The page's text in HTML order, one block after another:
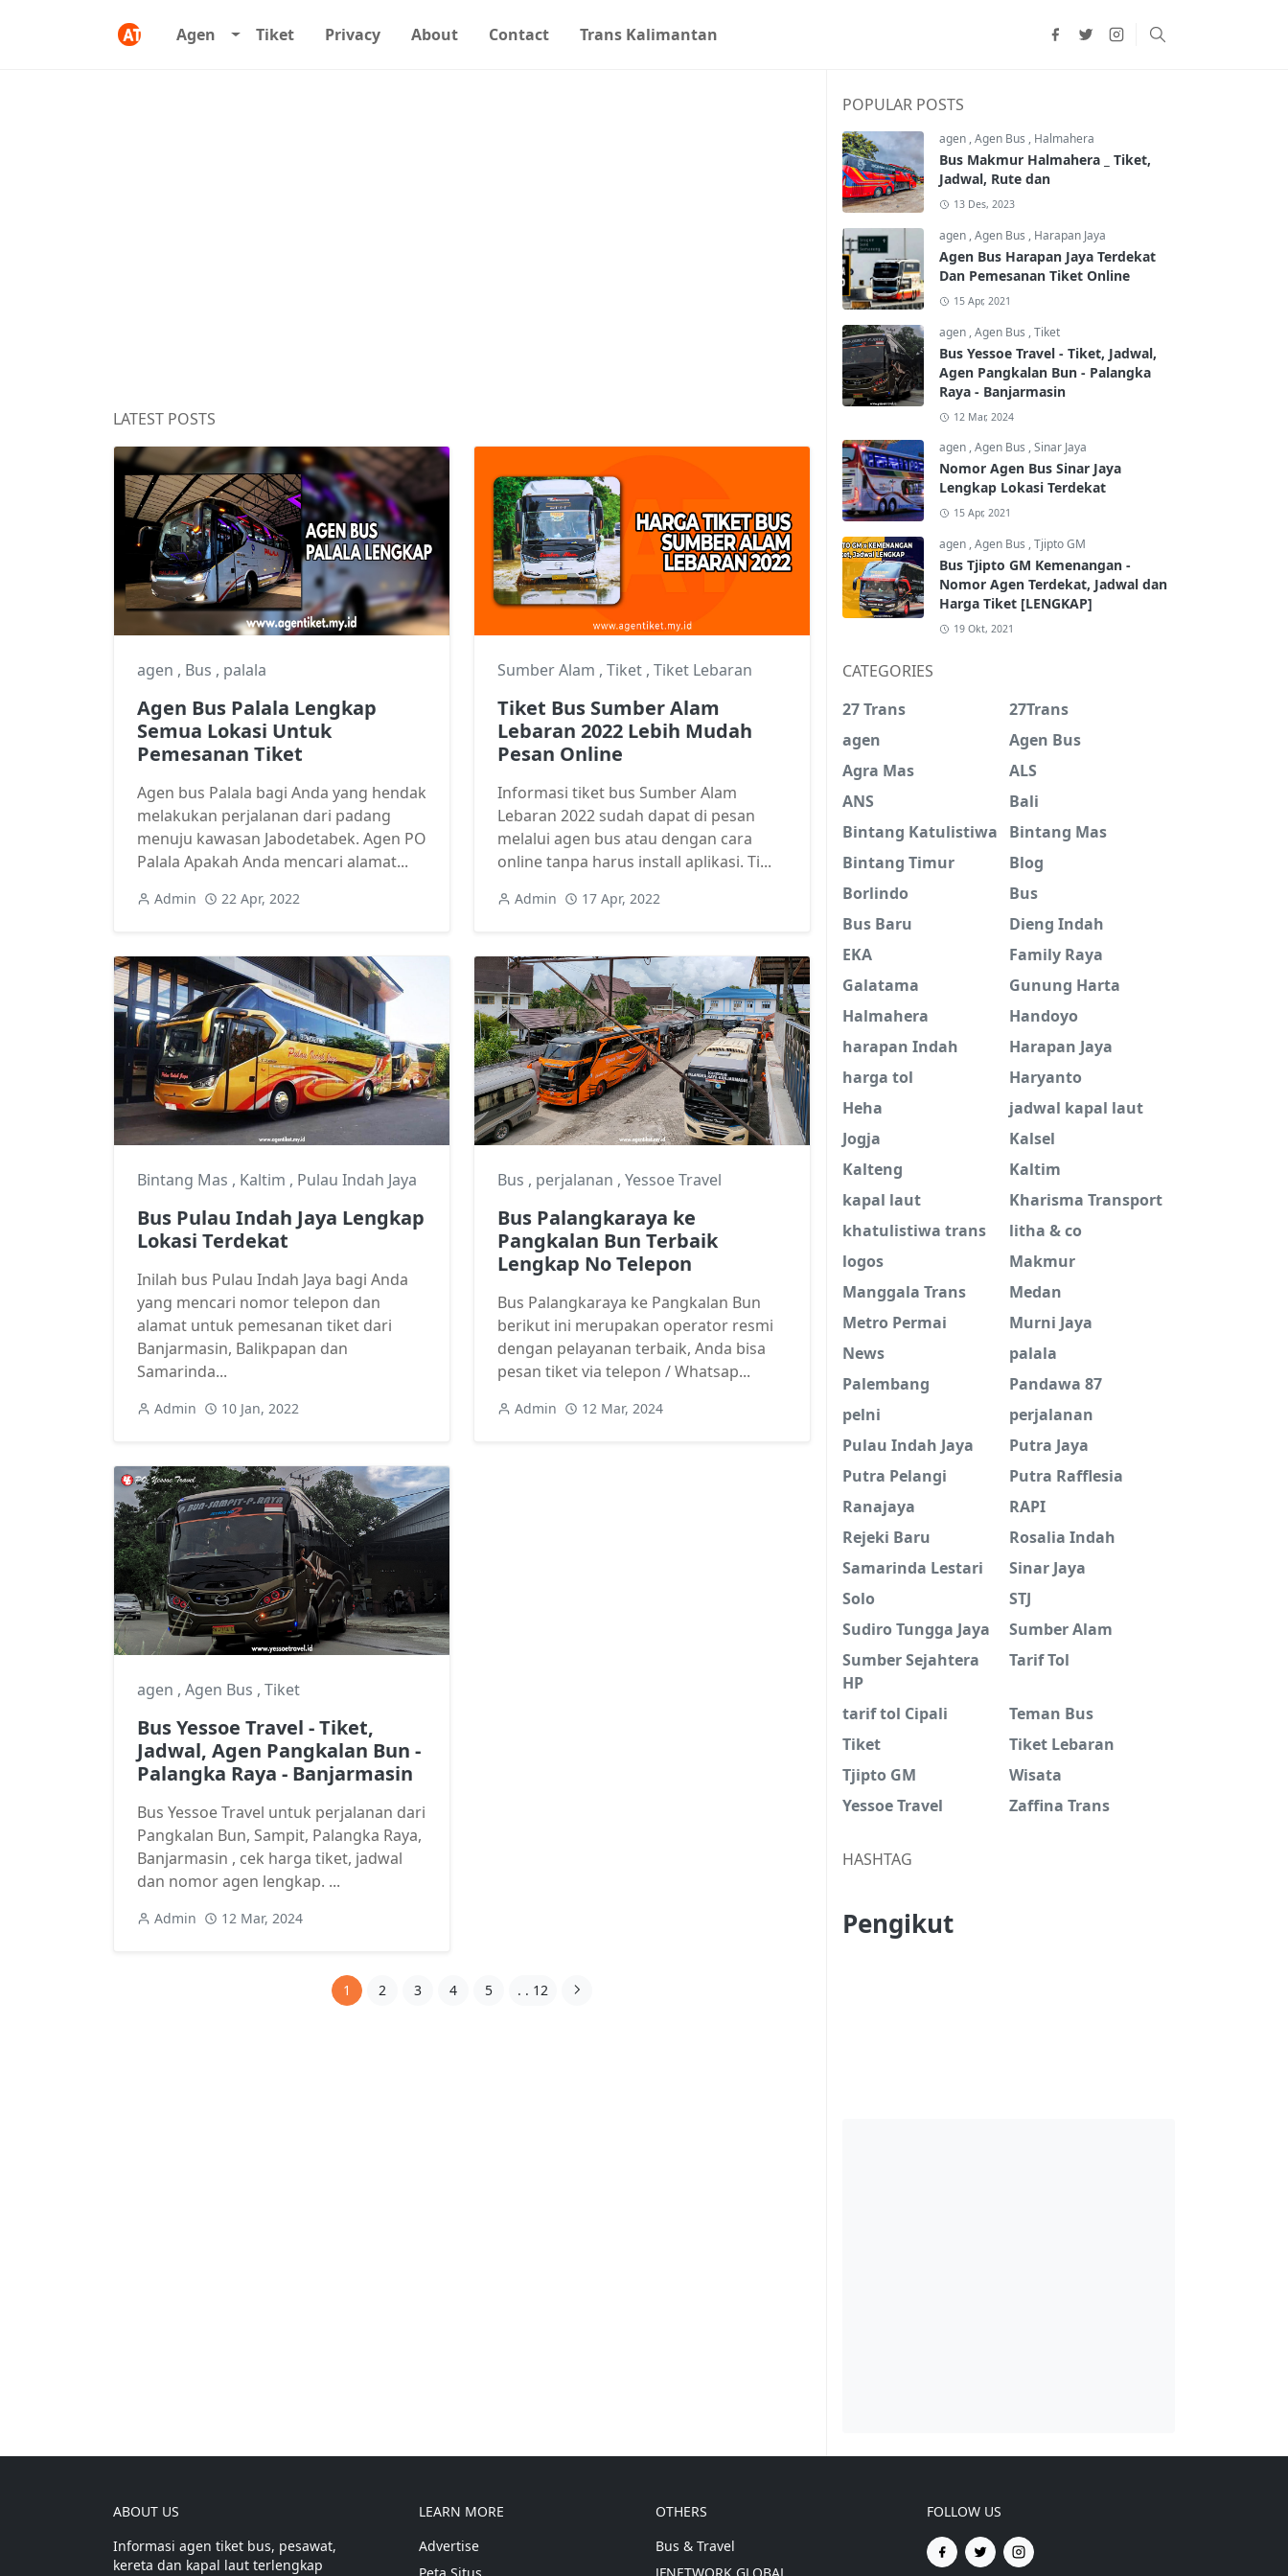
Agen Tiket Privacy About Contact Trans Kalimantan
LATEST POSTS
agen , Bus , palala
Agen Bus Palala Lengkap
Semua Lokasi Untuk
Pemesanan Tiket
Agen bus Palala bagi Anda yang hendak
melakukan perjalanan dari padang
menuju kawasan Jabodetabek. Agen PO
Palala Apakah Anda mencari alamat...
Admin 22 Apr, 2022
Sumber Alam , Tiket , Tiket Lebaran
Tiket Bus Sumber Alam
Lebaran 2022 Lebih Mudah
Pesan Online
Informasi tiket bus Sumber Alam
Lebaran 2022 sudah dapat di pesan
melalui agen bus atau dengan cara
online tanpa harus install aplikasi. Ti...
Admin 17 Apr, 2022
Bintang Mas , Kaltim , Pulau Indah Jaya
Bus Pulau Indah Jaya Lengkap
Lokasi Terdekat
Inilah bus Pulau Indah Jaya bagi Anda
yang mencari nomor telepon dan
alamat untuk pemesanan tiket dari
Banjarmasin, Balikpapan dan
Samarinda...
Admin 10 Jan, 2022
Bus , perjalanan , Yessoe Travel
Bus Palangkaraya ke
Pangkalan Bun Terbaik
Lengkap No Telepon
Bus Palangkaraya ke Pangkalan Bun
berikut ini merupakan operator resmi
dengan pelayanan terbaik, Anda bisa
pesan tiket via telepon / Whatsap...
Admin 12 Mar, 2024
agen , Agen Bus , Tiket
Bus Yessoe Travel - Tiket,
Jadwal, Agen Pangkalan Bun -
Palangka Raya - Banjarmasin
Bus Yessoe Travel untuk perjalanan dari
Pangkalan Bun, Sampit, Palangka Raya,
Banjarmasin , cek harga tiket, jadwal
dan nomor agen lengkap. ...
Admin 12 Mar, 2024
1 2 3 4 5 . . 12
POPULAR POSTS
agen ,Agen Bus , Halmahera
Bus Makmur Halmahera _ Tiket,
Jadwal, Rute dan
13 Des, 2023
agen ,Agen Bus , Harapan Jaya
Agen Bus Harapan Jaya Terdekat
Dan Pemesanan Tiket Online
15 Apr, 2021
agen ,Agen Bus ,Tiket
Bus Yessoe Travel - Tiket, Jadwal,
Agen Pangkalan Bun - Palangka
Raya - Banjarmasin
12 Mar, 2024
agen ,Agen Bus ,Sinar Jaya
Nomor Agen Bus Sinar Jaya
Lengkap Lokasi Terdekat
15 Apr, 2021
agen ,Agen Bus ,Tjipto GM
Bus Tjipto GM Kemenangan -
Nomor Agen Terdekat, Jadwal dan
Harga Tiket [LENGKAP]
19 Okt, 2021
CATEGORIES
27 Trans
27Trans
agen
Agen Bus
Agra Mas
ALS
ANS
Bali
Bintang Katulistiwa
Bintang Mas
Bintang Timur
Blog
Borlindo
Bus
Bus Baru
Dieng Indah
EKA
Family Raya
Galatama
Gunung Harta
Halmahera
Handoyo
harapan Indah
Harapan Jaya
harga tol
Haryanto
Heha
jadwal kapal laut
Jogja
Kalsel
Kalteng
Kaltim
kapal laut
Kharisma Transport
khatulistiwa trans
litha & co
logos
Makmur
Manggala Trans
Medan
Metro Permai
Murni Jaya
News
palala
Palembang
Pandawa 87
pelni
perjalanan
Pulau Indah Jaya
Putra Jaya
Putra Pelangi
Putra Rafflesia
Ranajaya
RAPI
Rejeki Baru
Rosalia Indah
Samarinda Lestari
Sinar Jaya
Solo
STJ
Sudiro Tungga Jaya
Sumber Alam
Sumber Sejahtera
HP
Tarif Tol
tarif tol Cipali
Teman Bus
Tiket
Tiket Lebaran
Tjipto GM
Wisata
Yessoe Travel
Zaffina Trans
HASHTAG
Pengikut
ABOUT US
Informasi agen tiket bus, pesawat,
kereta dan kapal laut terlengkap
LEARN MORE
Advertise
OTHERS
Bus & Travel
FOLLOW US